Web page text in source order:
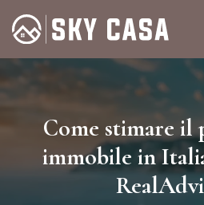
Come stimare il
immobile in